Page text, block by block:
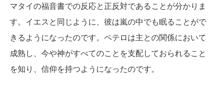
マタイの福音書での反応と正反対であることが分かりま
す。イエスと同じように、彼は嵐の中でも眠ることがで
きるようになったのです。ペテロは主との関係において
成熟し、今や神がすべてのことを支配しておられること
を知り、信仰を持つようになったのです。